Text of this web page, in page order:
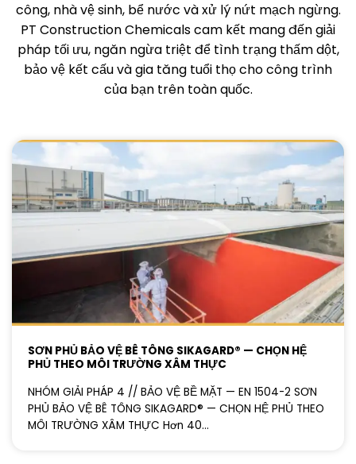
công, nhà vệ sinh, bể nước và xử lý nứt mạch ngừng.
PT Construction Chemicals cam kết mang đến giải
pháp tối ưu, ngăn ngừa triệt để tình trạng thấm dột,
bảo vệ kết cấu và gia tăng tuổi thọ cho công trình
của bạn trên toàn quốc.
SƠN PHỦ BẢO VỆ BÊ TÔNG SIKAGARD® — CHỌN HỆ
PHỦ THEO MÔI TRƯỜNG XÂM THỰC
NHÓM GIẢI PHÁP 4 // BẢO VỆ BỀ MẶT — EN 1504-2 SƠN
PHỦ BẢO VỆ BÊ TÔNG SIKAGARD® — CHỌN HỆ PHỦ THEO
MÔI TRƯỜNG XÂM THỰC Hơn 40...